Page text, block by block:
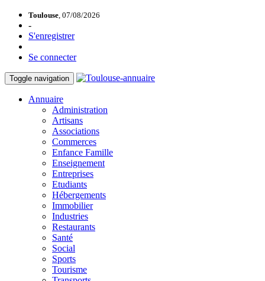
Toulouse, 07/08/2026
-
S'enregistrer
Se connecter
Toggle navigation
Annuaire
Administration
Artisans
Associations
Commerces
Enfance Famille
Enseignement
Entreprises
Etudiants
Hébergements
Immobilier
Industries
Restaurants
Santé
Social
Sports
Tourisme